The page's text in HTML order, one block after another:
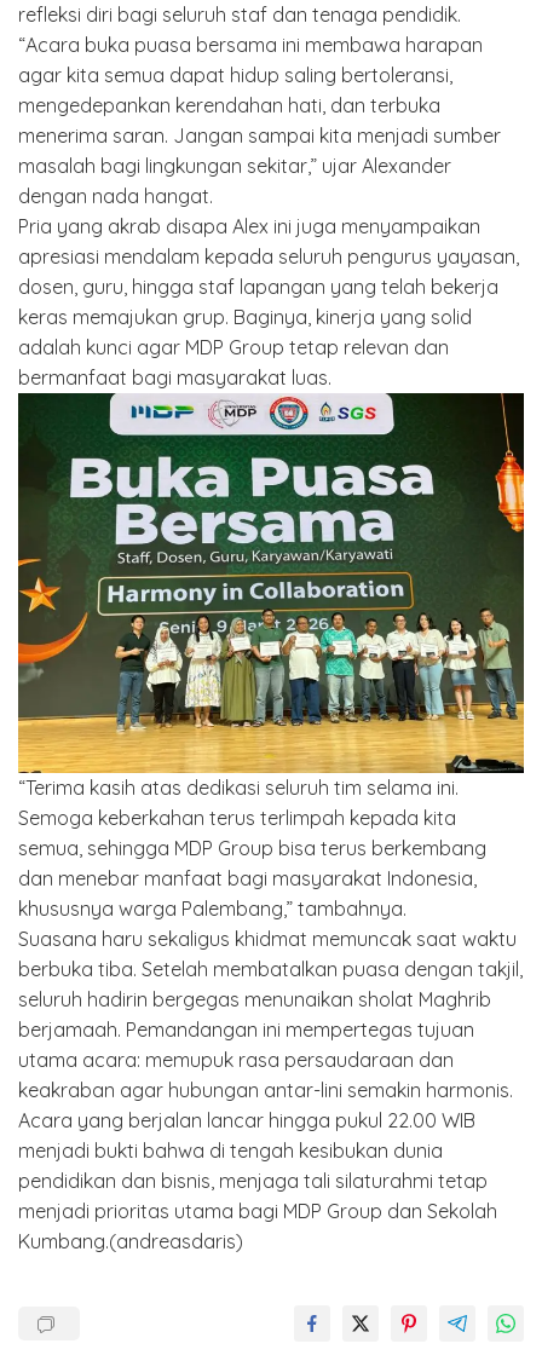
refleksi diri bagi seluruh staf dan tenaga pendidik.
“Acara buka puasa bersama ini membawa harapan
agar kita semua dapat hidup saling bertoleransi,
mengedepankan kerendahan hati, dan terbuka
menerima saran. Jangan sampai kita menjadi sumber
masalah bagi lingkungan sekitar,” ujar Alexander
dengan nada hangat.
Pria yang akrab disapa Alex ini juga menyampaikan
apresiasi mendalam kepada seluruh pengurus yayasan,
dosen, guru, hingga staf lapangan yang telah bekerja
keras memajukan grup. Baginya, kinerja yang solid
adalah kunci agar MDP Group tetap relevan dan
bermanfaat bagi masyarakat luas.
“Terima kasih atas dedikasi seluruh tim selama ini.
Semoga keberkahan terus terlimpah kepada kita
semua, sehingga MDP Group bisa terus berkembang
dan menebar manfaat bagi masyarakat Indonesia,
khususnya warga Palembang,” tambahnya.
Suasana haru sekaligus khidmat memuncak saat waktu
berbuka tiba. Setelah membatalkan puasa dengan takjil,
seluruh hadirin bergegas menunaikan sholat Maghrib
berjamaah. Pemandangan ini mempertegas tujuan
utama acara: memupuk rasa persaudaraan dan
keakraban agar hubungan antar-lini semakin harmonis.
Acara yang berjalan lancar hingga pukul 22.00 WIB
menjadi bukti bahwa di tengah kesibukan dunia
pendidikan dan bisnis, menjaga tali silaturahmi tetap
menjadi prioritas utama bagi MDP Group dan Sekolah
Kumbang.(andreasdaris)